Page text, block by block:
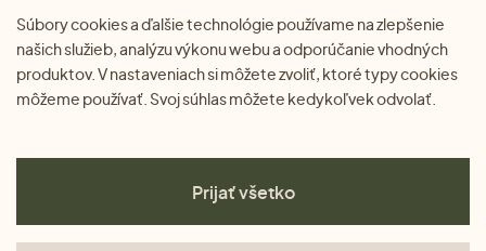
Súbory cookies a ďalšie technológie používame na zlepšenie
našich služieb, analýzu výkonu webu a odporúčanie vhodných
produktov. V nastaveniach si môžete zvoliť, ktoré typy cookies
môžeme používať. Svoj súhlas môžete kedykoľvek odvolať.
Prijať všetko